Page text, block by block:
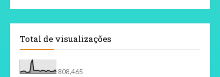
Total de visualizações
808,465